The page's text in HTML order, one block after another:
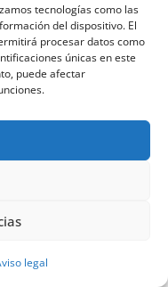
tecnologías como las
del dispositivo. El
procesar datos como
únicas en este
puede afectar
legal
y patrimonio
de su
el tercer puesto
diseñado por sus
de
San Isidro en el